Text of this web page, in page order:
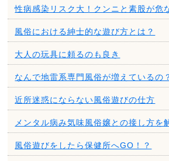
性病感染リスク大！クンニと素股が危
風俗における紳士的な遊び方とは？
大人の玩具に頼るのも良き
なんで地雷系専門風俗が増えているの
近所迷惑にならない風俗遊びの仕方
メンタル病み気味風俗嬢との接し方を
風俗遊びをしたら保健所へGO！？